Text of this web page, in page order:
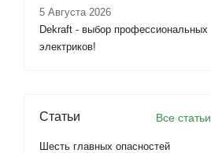
5 Августа 2026
Dekraft - выбор профессиональных
электриков!
Статьи Все статьи
Шесть главных опасностей